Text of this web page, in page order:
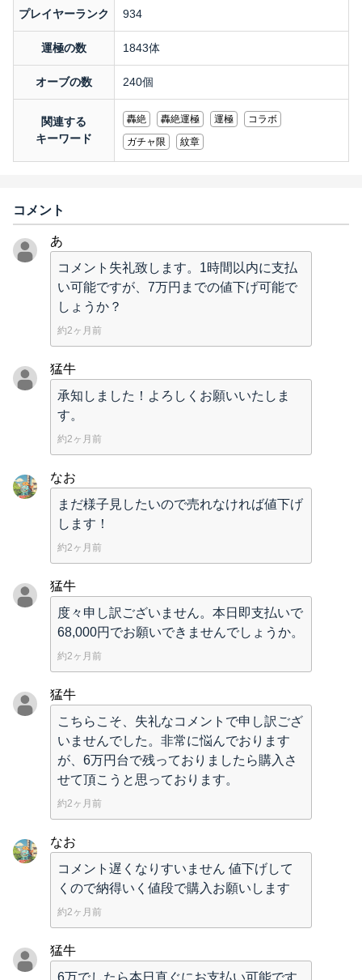
プレイヤーランク 934
運極の数 1843体
オーブの数 240個
関連する
キーワード
轟絶 轟絶運極 運極
コラボ
ガチャ限
紋章
コメント
あ
コメント失礼致します。1時間以内に支払
い可能ですが、7万円までの値下げ可能で
しょうか？
約2ヶ月前
猛牛
承知しました！よろしくお願いいたしま
す。
約2ヶ月前
なお
まだ様子見したいので売れなければ値下げ
します！
約2ヶ月前
猛牛
度々申し訳ございません。本日即支払いで
68,000円でお願いできませんでしょうか。
約2ヶ月前
猛牛
こちらこそ、失礼なコメントで申し訳ござ
いませんでした。非常に悩んでおります
が、6万円台で残っておりましたら購入さ
せて頂こうと思っております。
約2ヶ月前
なお
コメント遅くなりすいません 値下げして
くので納得いく値段で購入お願いします
約2ヶ月前
猛牛
6万でしたら本日直ぐにお支払い可能です